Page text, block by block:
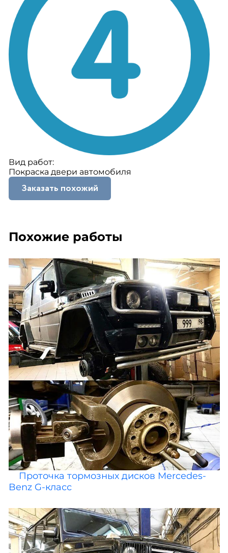
Вид работ:
Покраска двери автомобиля
Заказать похожий
Похожие работы
Проточка тормозных дисков Mercedes-
Benz G-класс